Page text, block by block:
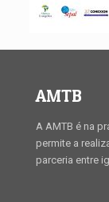
AMTB
A AMTB é na
permite a
parceria entre